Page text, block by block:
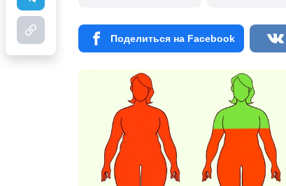
Поделиться на Facebook